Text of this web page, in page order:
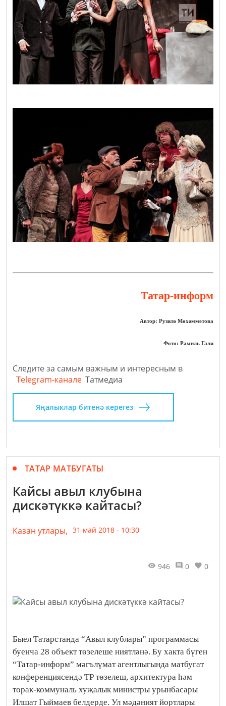
Татар-информ
Автор: Рузилә Мөхәммәтова
Фото: Рамиль Гали
Следите за самым важным и интересным в
Telegram-канале Татмедиа
Яңалыклар битенә керегез
ТАТАР МАТБУГАТЫ
Кайсы авыл клубына
дискәтүккә кайтасы?
Казан утлары, 31 май 2018 - 10:30
946 0 0
Быел Татарстанда “Авыл клублары” программасы
буенча 28 объект төзелеше ниятләнә. Бу хакта бүген
“Татар-информ” мәгълүмат агентлыгында матбугат
конференциясендә ТР төзелеш, архитектура һәм
торак-коммуналь хуҗалык министры урынбасары
Илшат Гыймаев белдерде. Ул мәдәният йортлары